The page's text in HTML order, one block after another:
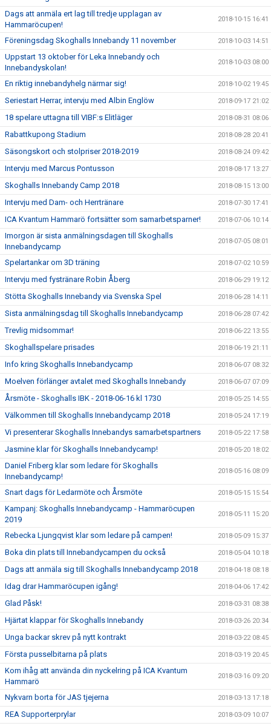
Dags att anmäla ert lag till tredje upplagan av
Hammaröcupen!
2018-10-15 16:41
Föreningsdag Skoghalls Innebandy 11 november 2018-10-03 14:51
Uppstart 13 oktober för Leka Innebandy och
Innebandyskolan!
2018-10-03 08:00
En riktig innebandyhelg närmar sig! 2018-10-02 19:45
Seriestart Herrar, intervju med Albin Englöw 2018-09-17 21:02
18 spelare uttagna till VIBF:s Elitläger 2018-08-31 08:06
Rabattkupong Stadium 2018-08-28 20:41
Säsongskort och stolpriser 2018-2019 2018-08-24 09:42
Intervju med Marcus Pontusson 2018-08-17 13:27
Skoghalls Innebandy Camp 2018 2018-08-15 13:00
Intervju med Dam- och Herrtränare 2018-07-30 17:41
ICA Kvantum Hammarö fortsätter som samarbetsparner! 2018-07-06 10:14
Imorgon är sista anmälningsdagen till Skoghalls
Innebandycamp
2018-07-05 08:01
Spelartankar om 3D träning 2018-07-02 10:59
Intervju med fystränare Robin Åberg 2018-06-29 19:12
Stötta Skoghalls Innebandy via Svenska Spel 2018-06-28 14:11
Sista anmälningsdag till Skoghalls Innebandycamp 2018-06-28 07:42
Trevlig midsommar! 2018-06-22 13:55
Skoghallspelare prisades 2018-06-19 21:11
Info kring Skoghalls Innebandycamp 2018-06-07 08:32
Moelven förlänger avtalet med Skoghalls Innebandy 2018-06-07 07:09
Årsmöte - Skoghalls IBK - 2018-06-16 kl 1730 2018-05-25 14:55
Välkommen till Skoghalls Innebandycamp 2018 2018-05-24 17:19
Vi presenterar Skoghalls Innebandys samarbetspartners 2018-05-22 17:58
Jasmine klar för Skoghalls Innebandycamp! 2018-05-20 18:02
Daniel Friberg klar som ledare för Skoghalls
Innebandycamp!
2018-05-16 08:09
Snart dags för Ledarmöte och Årsmöte 2018-05-15 15:54
Kampanj: Skoghalls Innebandycamp - Hammaröcupen
2019
2018-05-11 15:20
Rebecka Ljungqvist klar som ledare på campen! 2018-05-09 15:37
Boka din plats till Innebandycampen du också 2018-05-04 10:18
Dags att anmäla sig till Skoghalls Innebandycamp 2018 2018-04-18 08:18
Idag drar Hammaröcupen igång! 2018-04-06 17:42
Glad Påsk! 2018-03-31 08:38
Hjärtat klappar för Skoghalls Innebandy 2018-03-26 20:34
Unga backar skrev på nytt kontrakt 2018-03-22 08:45
Första pusselbitarna på plats 2018-03-19 20:45
Kom ihåg att använda din nyckelring på ICA Kvantum
Hammarö
2018-03-16 09:20
Nykvarn borta för JAS tjejerna 2018-03-13 17:18
REA Supporterprylar 2018-03-09 10:07